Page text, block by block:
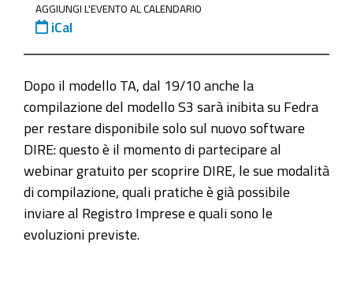
ottobre-
2021-
da-
dire-
come-
sta-
cambiando-
compilazione-
AGGIUNGI L'EVENTO AL CALENDARIO
iCal
Dopo il modello TA, dal 19/10 anche la
compilazione del modello S3 sarà inibita su Fedra
per restare disponibile solo sul nuovo software
DIRE: questo è il momento di partecipare al
webinar gratuito per scoprire DIRE, le sue modalità
di compilazione, quali pratiche è già possibile
inviare al Registro Imprese e quali sono le
evoluzioni previste.